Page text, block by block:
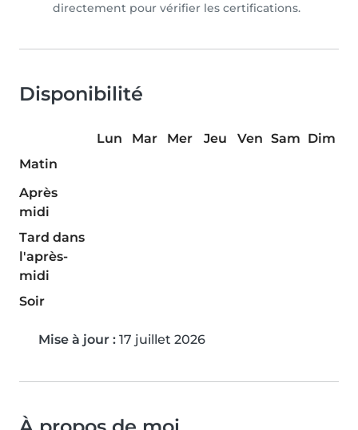
directement pour vérifier les certifications.
Disponibilité
Lun Mar Mer Jeu Ven Sam Dim
Matin
Après
midi
Tard dans
l'après-
midi
Soir
Mise à jour : 17 juillet 2026